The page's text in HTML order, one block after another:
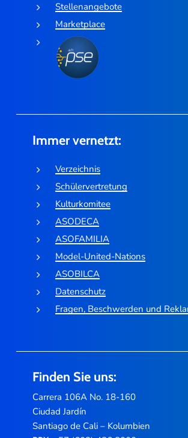
Stellenangebote
Marketplace
Immer vernetzt:
Verzeichnis
Schülervertretung
Kulturkomitee
ASODECA
ASOFAMILIA
Model-United-Nations
ASOBILCA
Datenschutz
Fragen, Beschwerden und
Finden Sie uns:
Carrera 106A No. 18-160
Ciudad Jardín
Santiago de Cali – Kolumbien